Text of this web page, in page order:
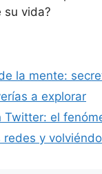
su vida?
la mente:
a explorar
Twitter: el
y